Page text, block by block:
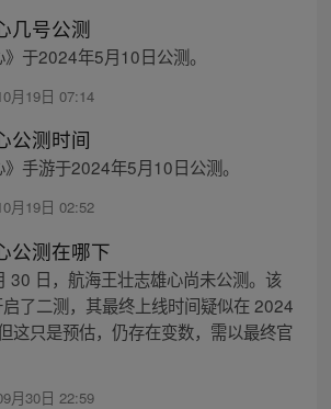
几号公测
》于2024年5月10日公测。
月19日 07:14
公测时间
》手游于2024年5月10日公测。
月19日 02:52
公测在哪下
30 日，航海王壮志雄心尚未公测。该
了二测，其最终上线时间疑似在 2024
这只是预估，仍存在变数，需以最终官
月30日 22:59